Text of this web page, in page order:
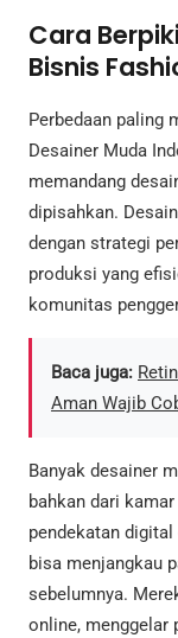
Cara
Bisnis
Perbedaan paling
Desainer Muda
memandang
dipisahkan.
dengan strategi
produksi yang
komunitas
Baca juga:
Aman Wajib
Banyak desainer
bahkan dari
pendekatan
bisa menjangkau
sebelumnya.
online, menggelar